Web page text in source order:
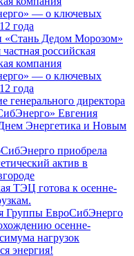
— о ключевых
года
«Стань Дедом Морозом»
российская
компания
— о ключевых
года
генерального директора
Евгения
Энергетика и Новым
приобрела
актив в
ТЭЦ готова к осенне-
Группы ЕвроСибЭнерго
осенне-
нагрузок
энергия!